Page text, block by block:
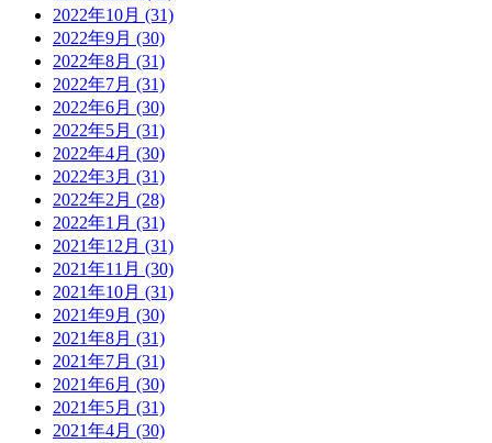
2022年10月 (31)
2022年9月 (30)
2022年8月 (31)
2022年7月 (31)
2022年6月 (30)
2022年5月 (31)
2022年4月 (30)
2022年3月 (31)
2022年2月 (28)
2022年1月 (31)
2021年12月 (31)
2021年11月 (30)
2021年10月 (31)
2021年9月 (30)
2021年8月 (31)
2021年7月 (31)
2021年6月 (30)
2021年5月 (31)
2021年4月 (30)